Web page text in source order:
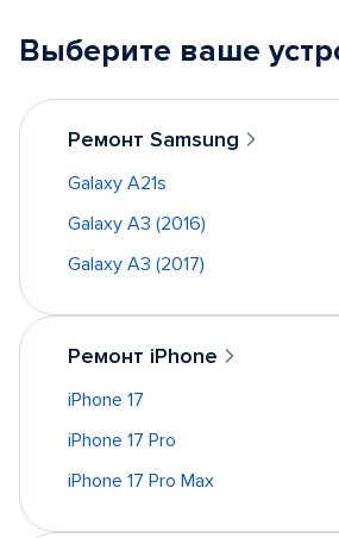
Выберите ваше
Ремонт Samsung
Galaxy A21s
Galaxy A3 (2016)
Galaxy A3 (2017)
Ремонт iPhone
iPhone 17
iPhone 17 Pro
iPhone 17 Pro Max